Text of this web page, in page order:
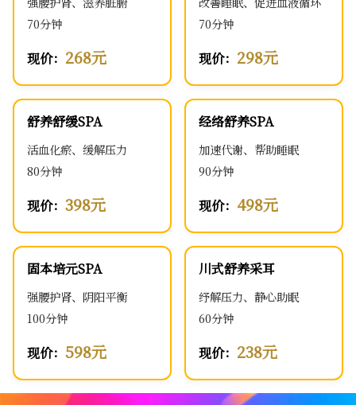
70分钟
现价： 268元
70分钟
现价： 298元
舒养舒缓SPA
活血化瘀、缓解压力
80分钟
现价： 398元
经络舒养SPA
加速代谢、帮助睡眠
90分钟
现价： 498元
固本培元SPA
强腰护肾、阴阳平衡
100分钟
现价： 598元
川式舒养采耳
纾解压力、静心助眠
60分钟
现价： 238元